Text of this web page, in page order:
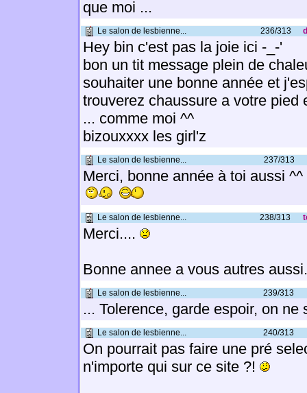
que moi ...
Le salon de lesbienne... 236/313
Hey bin c'est pas la joie ici -_-'
bon un tit message plein de
souhaiter une bonne année et
trouverez chaussure a votre pied
... comme moi ^^
bizouxxxx les girl'z
Le salon de lesbienne... 237/313
Merci, bonne année à toi aussi
Le salon de lesbienne... 238/313
Merci....
Bonne annee a vous autres
Le salon de lesbienne... 239/313
... Tolerence, garde espoir, on ne
Le salon de lesbienne... 240/313
On pourrait pas faire une pré
n'importe qui sur ce site ?!